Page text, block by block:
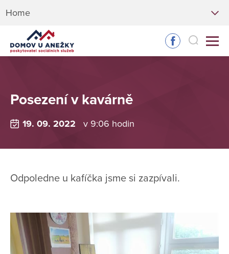
Home
Posezení v kavárně
19. 09. 2022 v 9:06 hodin
Odpoledne u kafíčka jsme si zazpívali.